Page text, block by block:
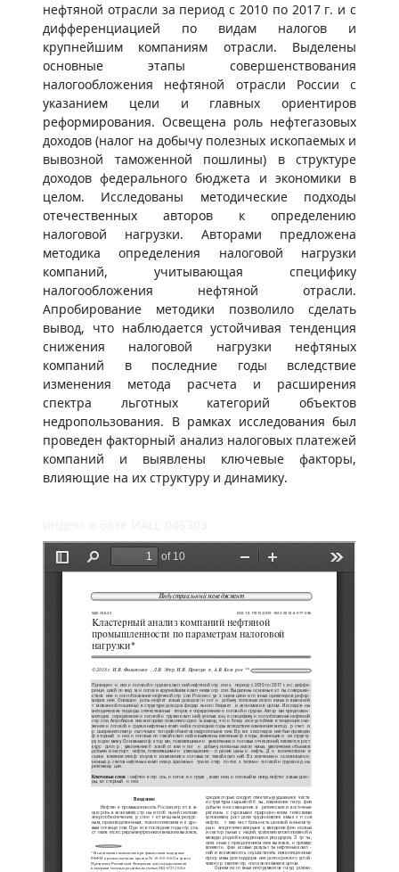
нефтяной отрасли за период с 2010 по 2017 г. и с
дифференциацией по видам налогов и
крупнейшим компаниям отрасли. Выделены
основные этапы совершенствования
налогообложения нефтяной отрасли России с
указанием цели и главных ориентиров
реформирования. Освещена роль нефтегазовых
доходов (налог на добычу полезных ископаемых и
вывозной таможенной пошлины) в структуре
доходов федерального бюджета и экономики в
целом. Исследованы методические подходы
отечественных авторов к определению
налоговой нагрузки. Авторами предложена
методика определения налоговой нагрузки
компаний, учитывающая специфику
налогообложения нефтяной отрасли.
Апробирование методики позволило сделать
вывод, что наблюдается устойчивая тенденция
снижения налоговой нагрузки нефтяных
компаний в последние годы вследствие
изменения метода расчета и расширения
спектра льготных категорий объектов
недропользования. В рамках исследования был
проведен факторный анализ налоговых платежей
компаний и выявлены ключевые факторы,
влияющие на их структуру и динамику.